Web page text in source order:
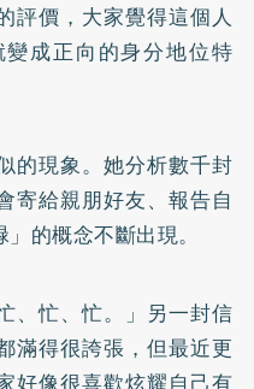
評價，大家覺得這個人
成正向的身分地位特
的現象。她分析數千封
寄給親朋好友、報告自
的概念不斷出現。
、忙、忙。」另一封信
滿得很誇張，但最近更